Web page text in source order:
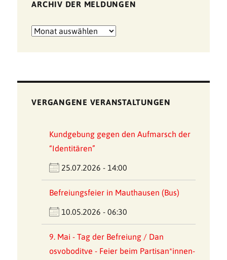
ARCHIV DER MELDUNGEN
Archiv
VERGANGENE VERANSTALTUNGEN
Kundgebung gegen den Aufmarsch der
“Identitären”
25.07.2026 - 14:00
Befreiungsfeier in Mauthausen (Bus)
10.05.2026 - 06:30
9. Mai - Tag der Befreiung / Dan
osvoboditve - Feier beim Partisan*innen-